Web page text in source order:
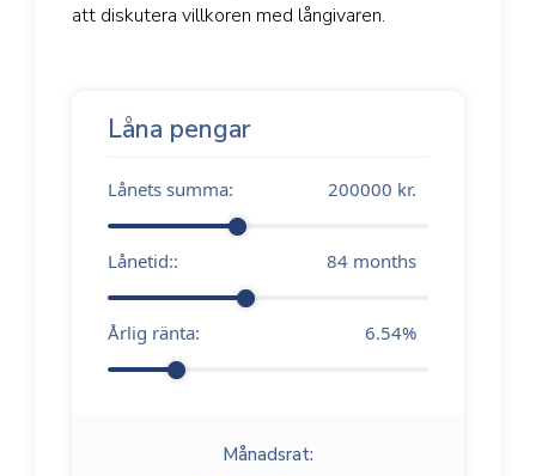
att diskutera villkoren med långivaren.
Låna pengar
Lånets summa: 200000 kr.
Lånetid:: 84 months
Årlig ränta: 6.54%
Månadsrat: